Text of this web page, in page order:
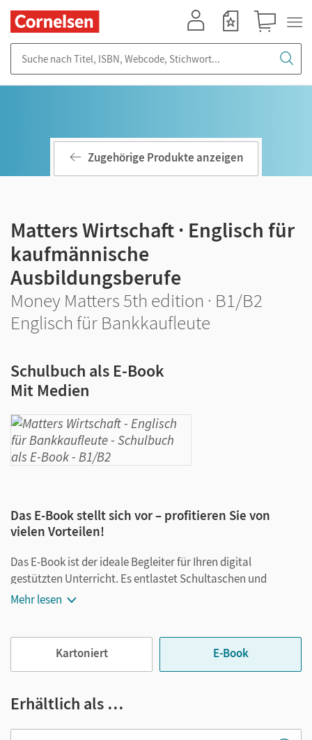
Zugehörige Produkte anzeigen
Matters Wirtschaft · Englisch für
kaufmännische
Ausbildungsberufe
Money Matters 5th edition · B1/B2
Englisch für Bankkaufleute
Schulbuch als E-Book
Mit Medien
Das E-Book stellt sich vor – profitieren Sie von
vielen Vorteilen!
Das E-Book ist der ideale Begleiter für Ihren digital
gestützten Unterricht. Es entlastet Schultaschen und
Rucksäcke und ist jederzeit unkompliziert verfügbar.
Notizen erstellen
Text ergänzen
im Text suchen
Mehr lesen
Kartoniert E-Book
Erhältlich als …